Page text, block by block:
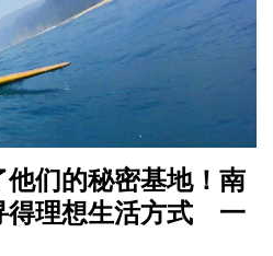
们的秘密基地！南
得理想生活方式 一